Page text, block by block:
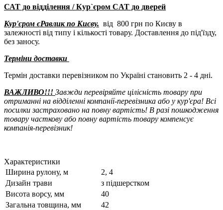
САТ до відділення / Кур`єром CAT до дверей
Кур'єром єРавлик по Києву. від 800 грн по Києву в
залежності від типу і кількості товару. Доставлення до під'їзду,
без заносу.
Терміни доставки
Термін доставки перевізником по Україні становить 2 - 4 дні.
ВАЖЛИВО!!! Завжди перевіряйте цілісність товару при
отриманні на відділенні компанії-перевізника або у кур'єра! Всі
посилки застраховано на повну вартість! В разі пошкодження
товару часткову або повну вартість товару компенсує
компанія-перевізник!
Характеристики
Ширина рулону, м
2, 4
Дизайн трави
з підшерстком
Висота ворсу, мм
40
Загальна товщина, мм
42